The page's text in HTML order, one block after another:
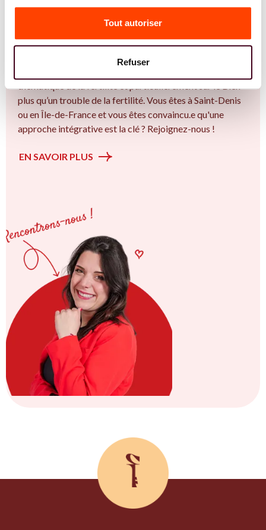
Tout autoriser
Refuser
Vous êtes Ostéopathe expert.e.s en SMOP
(SOPK) ?
Vous êtes Ostéopathe spécialiste dans dans
thématique de la fertilité et particulièrement sur le Bien
plus qu’un trouble de la fertilité. Vous êtes à Saint-Denis
ou en Île-de-France et vous êtes convaincu.e qu'une
approche intégrative est la clé ? Rejoignez-nous !
EN SAVOIR PLUS